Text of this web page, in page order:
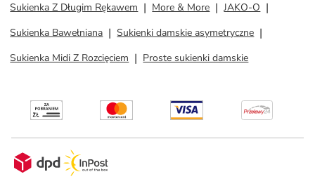
Sukienka Z Długim Rękawem
More & More
JAKO-O
Sukienka Bawełniana
Sukienki damskie asymetryczne
Sukienka Midi Z Rozcięciem
Proste sukienki damskie